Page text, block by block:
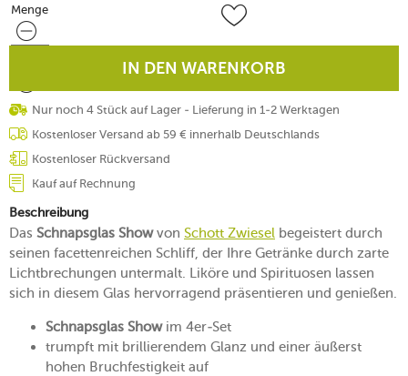
Menge
Menge
IN DEN WARENKORB
Nur noch 4 Stück auf Lager - Lieferung in 1-2 Werktagen
Kostenloser Versand ab 59 € innerhalb Deutschlands
Kostenloser Rückversand
Kauf auf Rechnung
Beschreibung
Das Schnapsglas Showvon Schott Zwiesel begeistert durch
seinen facettenreichen Schliff, der Ihre Getränke durch zarte
Lichtbrechungen untermalt. Liköre und Spirituosen lassen
sich in diesem Glas hervorragend präsentieren und genießen.
Schnapsglas Showim 4er-Set
trumpft mit brillierendem Glanz und einer äußerst
hohen Bruchfestigkeit auf